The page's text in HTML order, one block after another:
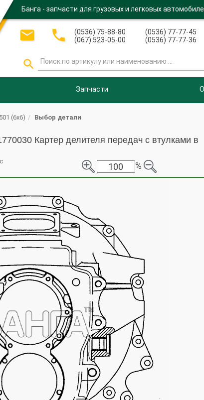
Банга - запчасти для грузовых и легковых
 
(0536) 75-88-80
(067) 523-05-00
(0536) 77-77-45
(0536) 77-77-36

Запчасти
(6х6) Выбор детали
Картер делителя передач с втулками в
%